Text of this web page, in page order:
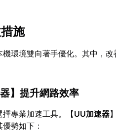
施
環境雙向著手優化。其中，
】提升網路效率
專業加速工具。【UU加速器
勢如下：